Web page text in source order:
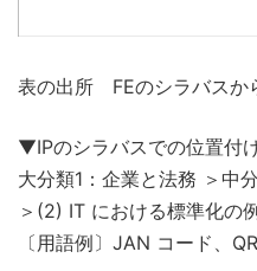
表の出所 FEのシラバスか
▼IPのシラバスでの位置付
大分類1：企業と法務 ＞中
＞(2) IT における標準化の
〔用語例〕JAN コード、